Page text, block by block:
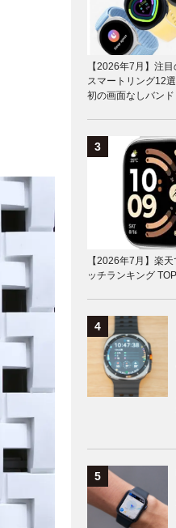
【2026年7月】注
スマートリング12
初の画面なしバン
【2026年7月】楽
ッチランキング